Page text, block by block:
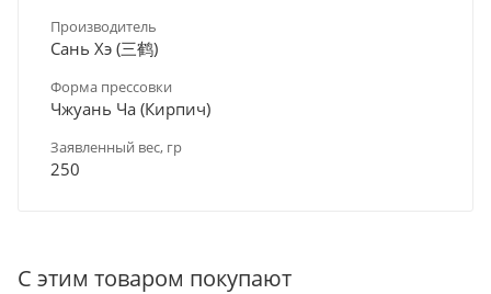
Производитель
Сань Хэ (三鹤)
Форма прессовки
Чжуань Ча (Кирпич)
Заявленный вес, гр
250
С этим товаром покупают